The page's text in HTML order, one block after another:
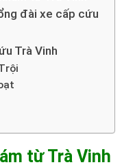
đài xe cấp cứu
Trà Vinh
từ Trà Vinh